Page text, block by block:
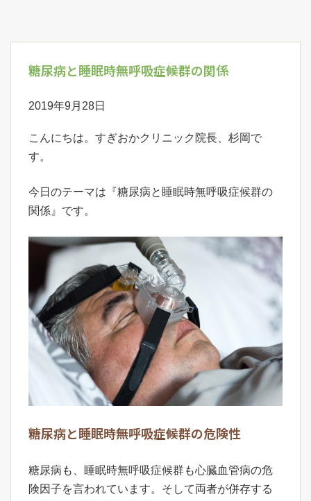
糖尿病と睡眠時無呼吸症候群の関係
2019年9月28日
こんにちは。すぎおかクリニック院長、杉岡で
す。
今日のテーマは『糖尿病と睡眠時無呼吸症候群の
関係』です。
糖尿病と睡眠時無呼吸症候群の危険性
糖尿病も、睡眠時無呼吸症候群も心臓血管病の危
険因子を言われています。そして両者が併存する